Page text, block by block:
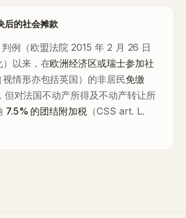
后的社会摊款
例（欧盟法院 2015 年 2 月 26 日
以来，在欧洲经济区或瑞士参加社
视情形亦包括英国）的非居民免缴
，但对法国不动产所得及不动产转让所
7.5% 的团结附加税 （CSS art. L.